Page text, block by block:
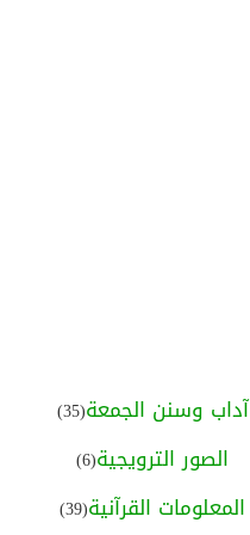
#من يُحرم الرفق يُحرم الخير
#حفظ اللسان عن الكلام القبيح
آداب وسنن الجمعة(35)
الصور الترويجية(6)
المعلومات القرآنية(39)